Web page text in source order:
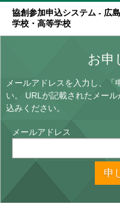
協創参加申込システム - 広
学校・高等学校
お申
メールアドレスを入力し、「
い。
URLが記載されたメー
込みください。
メールアドレス
申